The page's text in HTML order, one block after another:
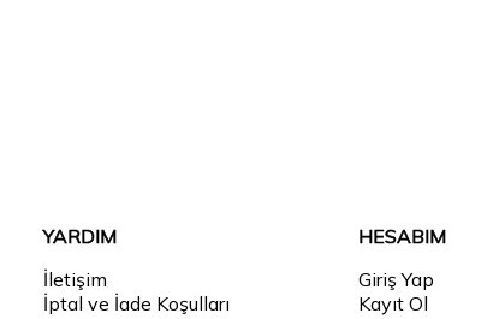
YARDIM
İletişim
İptal ve İade Koşulları
HESABIM
Giriş Yap
Kayıt Ol